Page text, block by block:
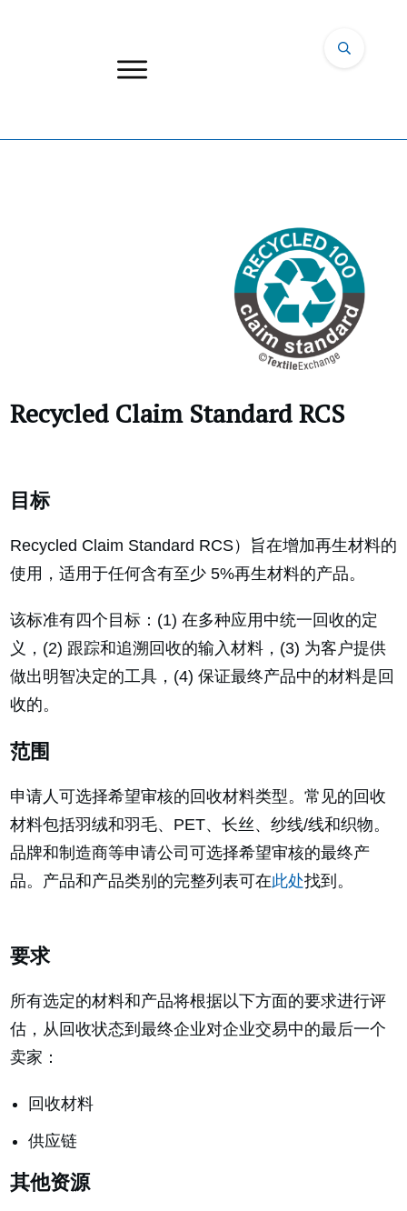
Recycled Claim Standard RCS
目标
Recycled Claim Standard RCS）旨在增加再生材料的
使用，适用于任何含有至少 5%再生材料的产品。
该标准有四个目标：(1) 在多种应用中统一回收的定
义，(2) 跟踪和追溯回收的输入材料，(3) 为客户提供
做出明智决定的工具，(4) 保证最终产品中的材料是回
收的。
范围
申请人可选择希望审核的回收材料类型。常见的回收
材料包括羽绒和羽毛、PET、长丝、纱线/线和织物。
品牌和制造商等申请公司可选择希望审核的最终产
品。产品和产品类别的完整列表可在此处找到。
要求
所有选定的材料和产品将根据以下方面的要求进行评
估，从回收状态到最终企业对企业交易中的最后一个
卖家：
回收材料
供应链
其他资源